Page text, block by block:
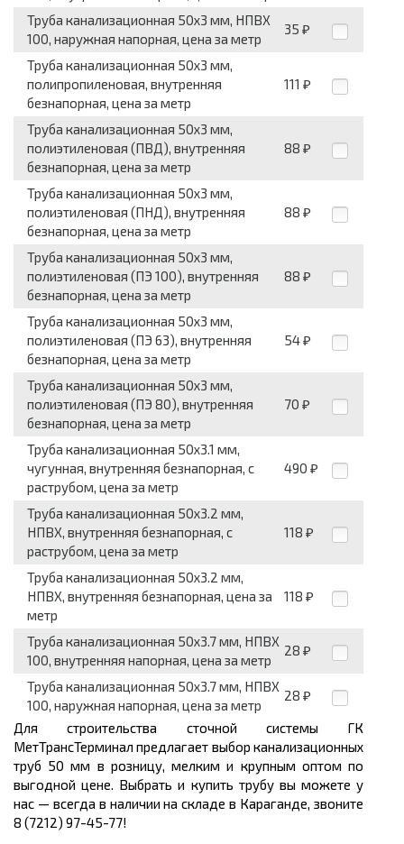
Труба канализационная 50x3 мм, НПВХ
100, наружная напорная, цена за метр
35 ₽
Труба канализационная 50x3 мм,
полипропиленовая, внутренняя
безнапорная, цена за метр
111 ₽
Труба канализационная 50x3 мм,
полиэтиленовая (ПВД), внутренняя
безнапорная, цена за метр
88 ₽
Труба канализационная 50x3 мм,
полиэтиленовая (ПНД), внутренняя
безнапорная, цена за метр
88 ₽
Труба канализационная 50x3 мм,
полиэтиленовая (ПЭ 100), внутренняя
безнапорная, цена за метр
88 ₽
Труба канализационная 50x3 мм,
полиэтиленовая (ПЭ 63), внутренняя
безнапорная, цена за метр
54 ₽
Труба канализационная 50x3 мм,
полиэтиленовая (ПЭ 80), внутренняя
безнапорная, цена за метр
70 ₽
Труба канализационная 50x3.1 мм,
чугунная, внутренняя безнапорная, с
раструбом, цена за метр
490 ₽
Труба канализационная 50x3.2 мм,
НПВХ, внутренняя безнапорная, с
раструбом, цена за метр
118 ₽
Труба канализационная 50x3.2 мм,
НПВХ, внутренняя безнапорная, цена за
метр
118 ₽
Труба канализационная 50x3.7 мм, НПВХ
100, внутренняя напорная, цена за метр
28 ₽
Труба канализационная 50x3.7 мм, НПВХ
100, наружная напорная, цена за метр
28 ₽
Для строительства сточной системы ГК
МетТрансТерминал предлагает выбор канализационных
труб 50 мм в розницу, мелким и крупным оптом по
выгодной цене. Выбрать и купить трубу вы можете у
нас — всегда в наличии на складе в Караганде, звоните
8 (7212) 97-45-77!